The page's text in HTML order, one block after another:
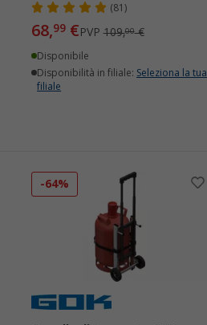
(81)
68,99€PVP109,00€
Disponibile
Disponibilità in filiale: Seleziona la tua
filiale
-64%